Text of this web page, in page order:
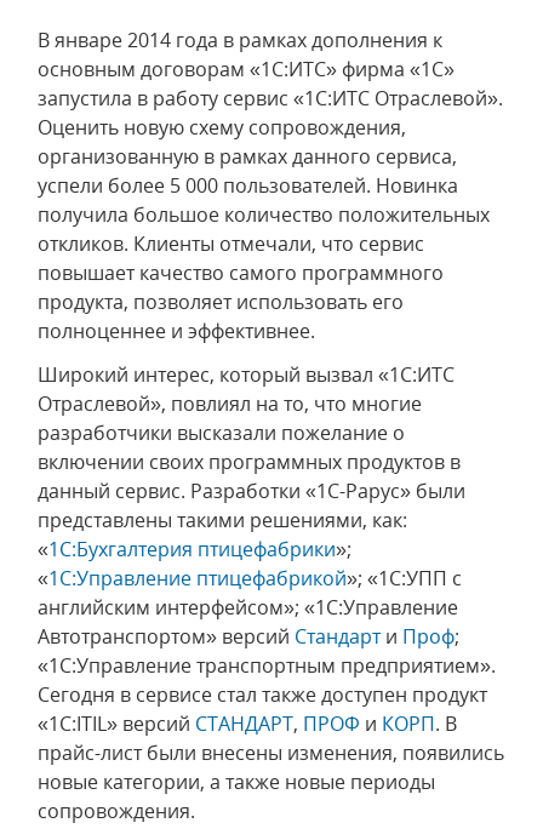
В январе 2014 года в рамках дополнения к
основным договорам «1С:ИТС» фирма «1С»
запустила в работу сервис «1С:ИТС Отраслевой».
Оценить новую схему сопровождения,
организованную в рамках данного сервиса,
успели более 5 000 пользователей. Новинка
получила большое количество положительных
откликов. Клиенты отмечали, что сервис
повышает качество самого программного
продукта, позволяет использовать его
полноценнее и эффективнее.
Широкий интерес, который вызвал «1С:ИТС
Отраслевой», повлиял на то, что многие
разработчики высказали пожелание о
включении своих программных продуктов в
данный сервис. Разработки «1С-Рарус» были
представлены такими решениями, как:
«1С:Бухгалтерия птицефабрики»;
«1С:Управление птицефабрикой»; «1С:УПП с
английским интерфейсом»; «1С:Управление
Автотранспортом» версий Стандарти Проф;
«1С:Управление транспортным предприятием».
Сегодня в сервисе стал также доступен продукт
«1С:ITIL» версий СТАНДАРТ, ПРОФ и КОРП. В
прайс-лист были внесены изменения, появились
новые категории, а также новые периоды
сопровождения.